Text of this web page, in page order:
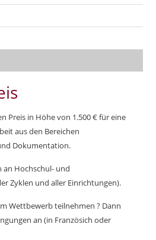
Preis in Höhe von 1.500 € für eine
aus den Bereichen
Dokumentation.
an Hochschul- und
Zyklen und aller Einrichtungen).
Wettbewerb teilnehmen ? Dann
an (in Französich oder